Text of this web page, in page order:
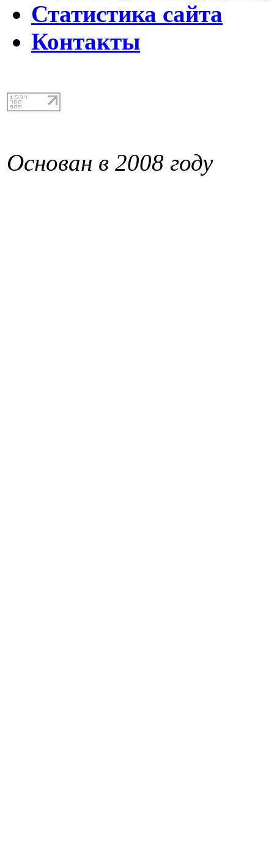
Статистика сайта
Контакты
Основан в 2008 году